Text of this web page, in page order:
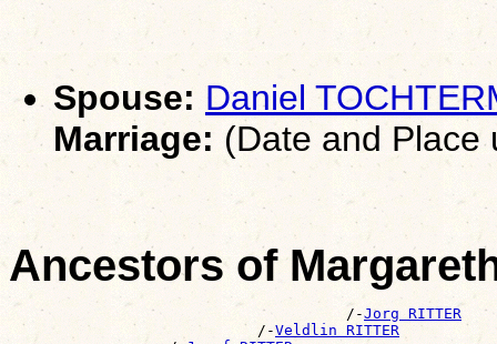
Spouse: Daniel
Marriage: (Date and Place
Ancestors of
                                      /-
Jorg RITTER
                            /-
Veldlin RITTER